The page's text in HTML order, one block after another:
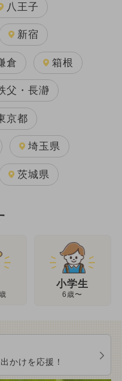
八王子
新宿
倉 箱根
父・長瀞
京都
埼玉県
茨城県
小学生
6歳〜
かけを応援！